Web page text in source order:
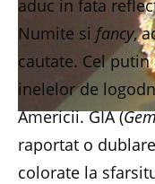
aduc in fata
Numite si fancy,
cautate. Cel
inelelor de
Americii. GIA (
raportat o
colorate la